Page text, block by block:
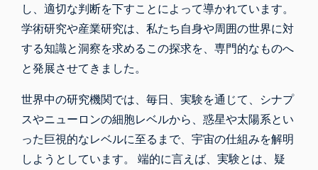
し、適切な判断を下すことによって導かれています。
学術研究や産業研究は、私たち自身や周囲の世界に対
する知識と洞察を求めるこの探求を、専門的なものへ
と発展させてきました。
世界中の研究機関では、毎日、実験を通じて、シナプ
スやニューロンの細胞レベルから、惑星や太陽系とい
った巨視的なレベルに至るまで、宇宙の仕組みを解明
しようとしています。 端的に言えば、実験とは、疑